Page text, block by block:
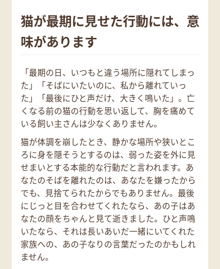
猫が最期に見せた行動には、意
味があります
「最期の日、いつもと違う場所に隠れてしまっ
た」「そばにいたいのに、私から離れていっ
た」「最後にひと声だけ、大きく鳴いた」。亡
くなる前の猫の行動を思い返して、胸を痛めて
いる飼い主さんは少なくありません。
猫が体調を崩したとき、静かな場所や狭いとこ
ろに身を隠そうとするのは、弱った姿を外に見
せまいとする本能的な行動だと言われます。あ
なたのそばを離れたのは、あなたを嫌ったから
でも、見捨てられたからでもありません。最後
にじっと目を合わせてくれたなら、あの子はあ
なたの顔をちゃんと見て逝きました。ひと声鳴
いたなら、それは長いあいだ一緒にいてくれた
家族への、あの子なりの言葉だったのかもしれ
ません。